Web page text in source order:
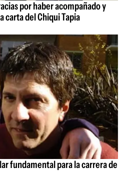
por haber acompañado y
carta del Chiqui Tapia
fundamental para la carrera de